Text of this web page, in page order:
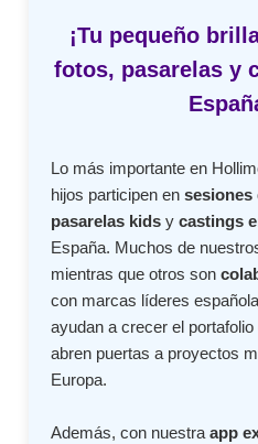
¡Tu pequeño
fotos, pasarelas y
Lo más importante en
hijos participen ensesiones
pasarelas kids ycastings
España. Muchos de
mientras que otros son
con marcas líderes
ayudan a crecer el
abren puertas a proyectos
Europa.
Además, con nuestraapp